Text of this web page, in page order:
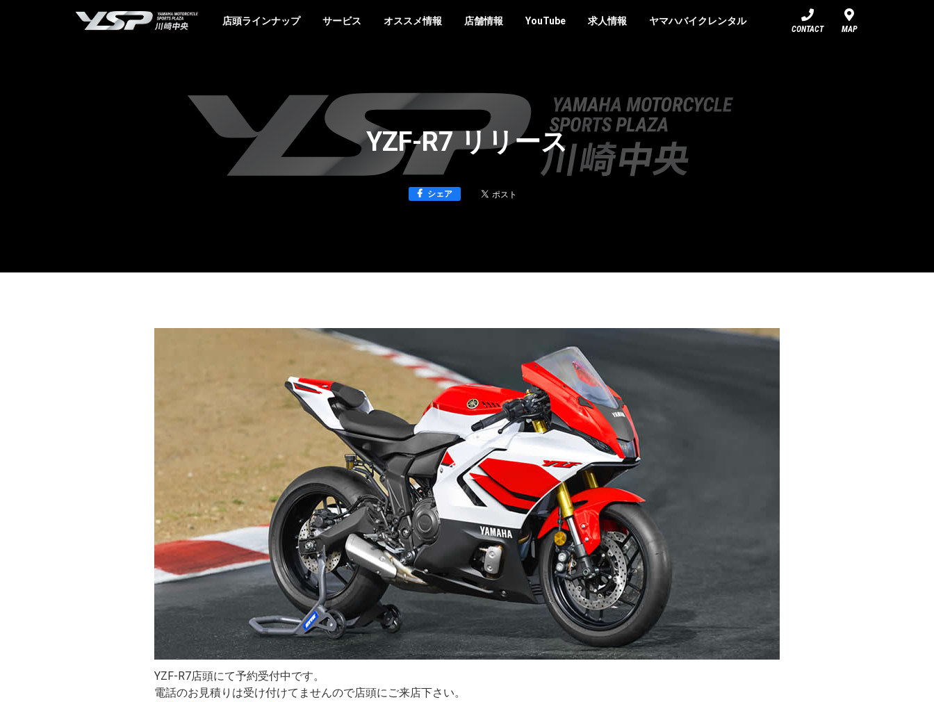
YSP川崎中央
店頭ラインナップ サービス オススメ情報 店舗情報 YouTube 求人情報 ヤマハバイクレンタル
CONTACT MAP
YZF-R7 リリース
シェア
YZF-R7店頭にて予約受付中です。
電話のお見積りは受け付けてませんので店頭にご来店下さい。